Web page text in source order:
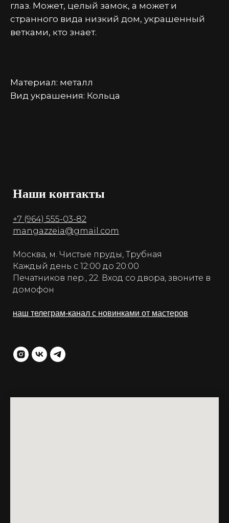
глаз. Может, целый замок, а может и
странного вида низкий дом, украшенный
ветками, кто знает.
Материал: металл
Вид украшения: Кольца
Наши контакты
+7 (964) 555-03-82
mangazzeia@gmail.com
Москва, м. Чистые пруды, Трубная
Каждый день с 12:00 до 20:00
Печатников пер., 22. Вход со двора, звоните в
домофон
наш телеграм-канал с новинками от мастеров